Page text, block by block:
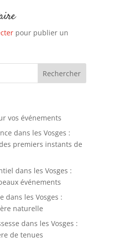
pour publier un
vos événements
dans les Vosges :
premiers instants de
dans les Vosges :
événements
dans les Vosges :
naturelle
dans les Vosges :
de tenues